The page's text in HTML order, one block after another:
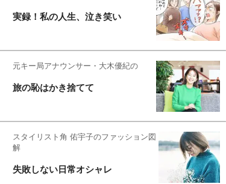
実録！私の人生、泣き笑い
元キー局アナウンサー・大木優紀の
旅の恥はかき捨てて
スタイリスト角 佑宇子のファッション図
解
失敗しない日常オシャレ